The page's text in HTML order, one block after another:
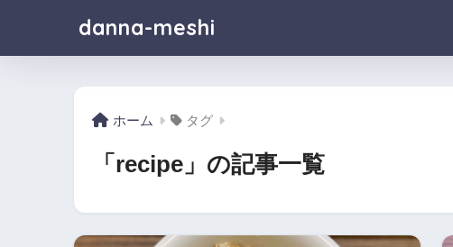
danna-meshi
ホーム タグ
「recipe」の記事一覧